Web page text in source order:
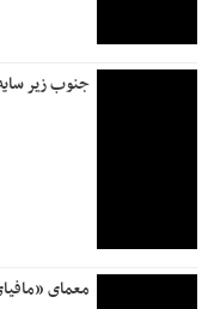
جنوب زیر
معمای